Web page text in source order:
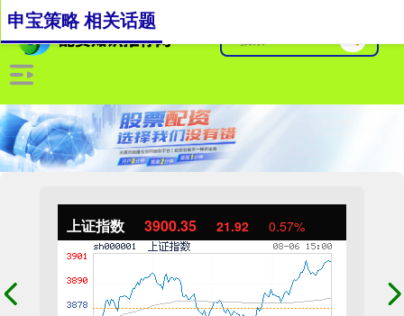
上证指数 3900.35 21.92 0.57%
申宝策略 相关话题